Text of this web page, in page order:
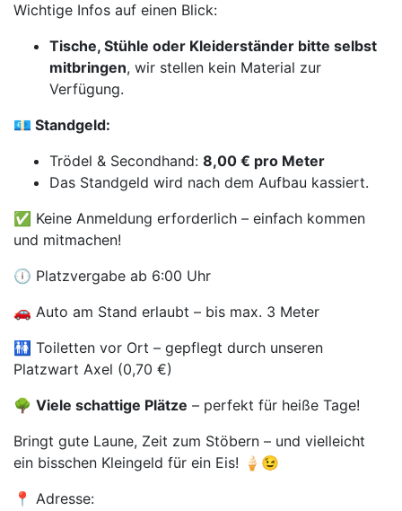
Wichtige Infos auf einen Blick:
Tische, Stühle oder Kleiderständer bitte selbst
mitbringen, wir stellen kein Material zur
Verfügung.
💶 Standgeld:
Trödel & Secondhand: 8,00 € pro Meter
Das Standgeld wird nach dem Aufbau kassiert.
✅ Keine Anmeldung erforderlich – einfach kommen
und mitmachen!
🕕 Platzvergabe ab 6:00 Uhr
🚗 Auto am Stand erlaubt – bis max. 3 Meter
🚻 Toiletten vor Ort – gepflegt durch unseren
Platzwart Axel (0,70 €)
🌳 Viele schattige Plätze – perfekt für heiße Tage!
Bringt gute Laune, Zeit zum Stöbern – und vielleicht
ein bisschen Kleingeld für ein Eis! 🍦😉
📍 Adresse: